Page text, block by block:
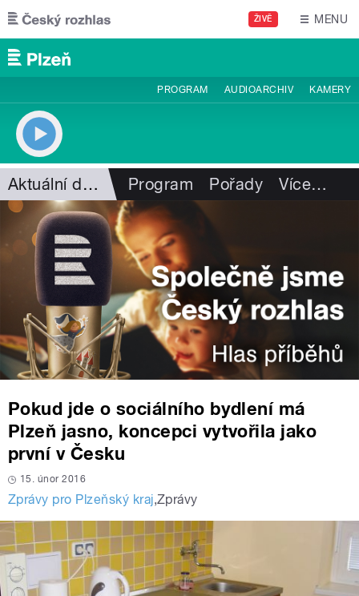
Přejít k hlavnímu obsahu
ŽIVĚ MENU
PROGRAM AUDIOARCHIV KAMERY
Aktuální dění Program Pořady Více…
Pokud jde o sociálního bydlení má
Plzeň jasno, koncepci vytvořila jako
první v Česku
15. únor 2016
Zprávy pro Plzeňský kraj,Zprávy